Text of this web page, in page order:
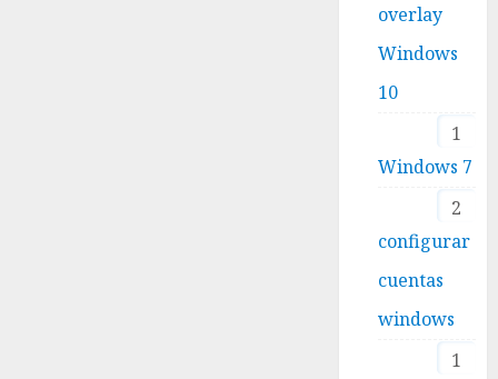
overlay
Windows
10
1
Windows 7
2
configurar
cuentas
windows
1